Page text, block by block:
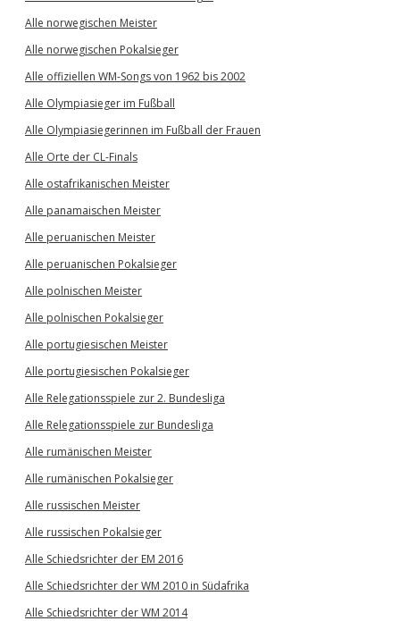
Alle norwegischen Meister
Alle norwegischen Pokalsieger
Alle offiziellen WM-Songs von 1962 bis 2002
Alle Olympiasieger im Fußball
Alle Olympiasiegerinnen im Fußball der Frauen
Alle Orte der CL-Finals
Alle ostafrikanischen Meister
Alle panamaischen Meister
Alle peruanischen Meister
Alle peruanischen Pokalsieger
Alle polnischen Meister
Alle polnischen Pokalsieger
Alle portugiesischen Meister
Alle portugiesischen Pokalsieger
Alle Relegationsspiele zur 2. Bundesliga
Alle Relegationsspiele zur Bundesliga
Alle rumänischen Meister
Alle rumänischen Pokalsieger
Alle russischen Meister
Alle russischen Pokalsieger
Alle Schiedsrichter der EM 2016
Alle Schiedsrichter der WM 2010 in Südafrika
Alle Schiedsrichter der WM 2014